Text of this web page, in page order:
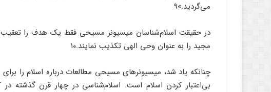
می‌گردید.»9
در حقیقت اسلام‌شناسان میسیونر مسیحی فقط یک هدف را
مجید را به عنوان وحی الهی تکذیب نمایند.۱۰
چنانکه یاد شد، میسیونرهای مسیحی مطالعات درباره اسلام را
بی‌اعتبار کردن اسلام است. اسلام‌شناسی در چهار قرن گذشته